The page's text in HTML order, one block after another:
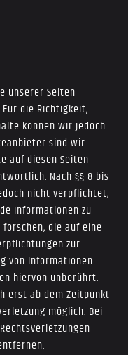
unserer Seiten
die Richtigkeit,
können wir jedoch
sind wir
auf diesen Seiten
Nach §§ 8 bis
nicht verpflichtet,
Informationen zu
die auf eine
zur
von Informationen
hiervon unberührt.
erst ab dem Zeitpunkt
möglich. Bei